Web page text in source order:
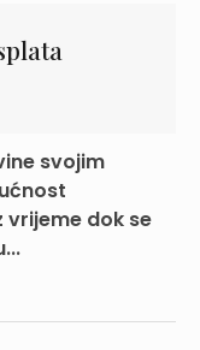
svojim
dok se